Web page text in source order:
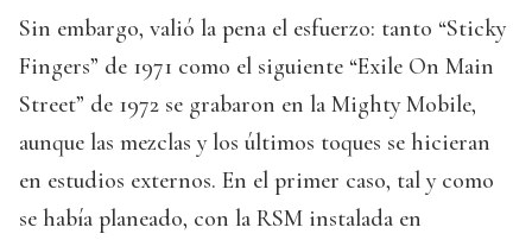
Sin embargo, valió la pena el esfuerzo: tanto “Sticky
Fingers” de 1971 como el siguiente “Exile On Main
Street” de 1972 se grabaron en la Mighty Mobile,
aunque las mezclas y los últimos toques se hicieran
en estudios externos. En el primer caso, tal y como
se había planeado, con la RSM instalada en